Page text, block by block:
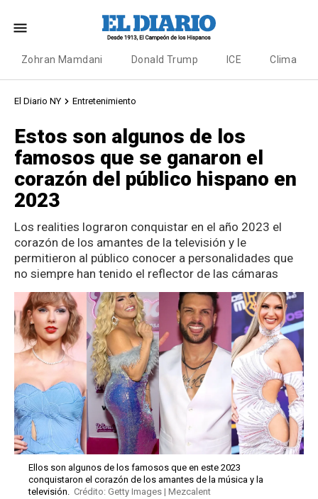
Zohran Mamdani Donald Trump ICE Clima
El Diario NY Entretenimiento
Estos son algunos de los
famosos que se ganaron el
corazón del público hispano en
2023
Los realities lograron conquistar en el año 2023 el
corazón de los amantes de la televisión y le
permitieron al público conocer a personalidades que
no siempre han tenido el reflector de las cámaras
Ellos son algunos de los famosos que en este 2023
conquistaron el corazón de los amantes de la música y la
televisión. Crédito: Getty Images | Mezcalent